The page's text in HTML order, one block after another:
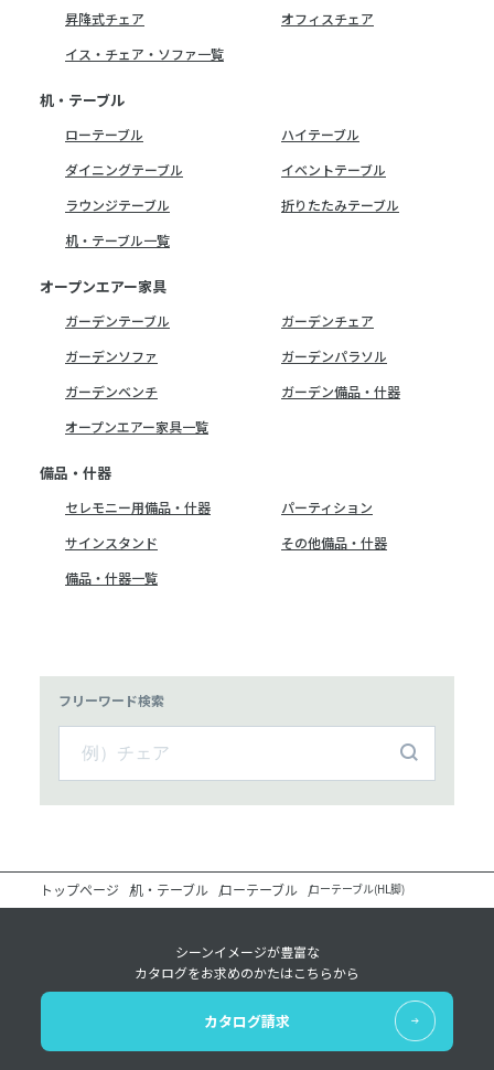
昇降式チェア
オフィスチェア
イス・チェア・ソファ一覧
机・テーブル
ローテーブル
ハイテーブル
ダイニングテーブル
イベントテーブル
ラウンジテーブル
折りたたみテーブル
机・テーブル一覧
オープンエアー家具
ガーデンテーブル
ガーデンチェア
ガーデンソファ
ガーデンパラソル
ガーデンベンチ
ガーデン備品・什器
オープンエアー家具一覧
備品・什器
セレモニー用備品・什器
パーティション
サインスタンド
その他備品・什器
備品・什器一覧
フリーワード検索
トップページ 机・テーブル ローテーブル ローテーブル(HL脚)
シーンイメージが豊富な
カタログをお求めのかたはこちらから
カタログ請求